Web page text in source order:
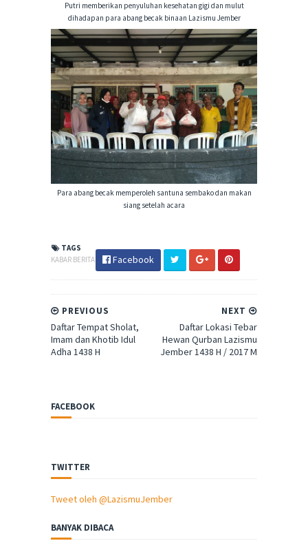
Putri memberikan penyuluhan kesehatan gigi dan mulut
dihadapan para abang becak binaan Lazismu Jember
Para abang becak memperoleh santuna sembako dan makan
siang setelah acara
TAGS
KABAR BERITA
Facebook
NEXT
Daftar Lokasi Tebar
Hewan Qurban Lazismu
Jember 1438 H / 2017 M
PREVIOUS
Daftar Tempat Sholat,
Imam dan Khotib Idul
Adha 1438 H
FACEBOOK
TWITTER
Tweet oleh @LazismuJember
BANYAK DIBACA